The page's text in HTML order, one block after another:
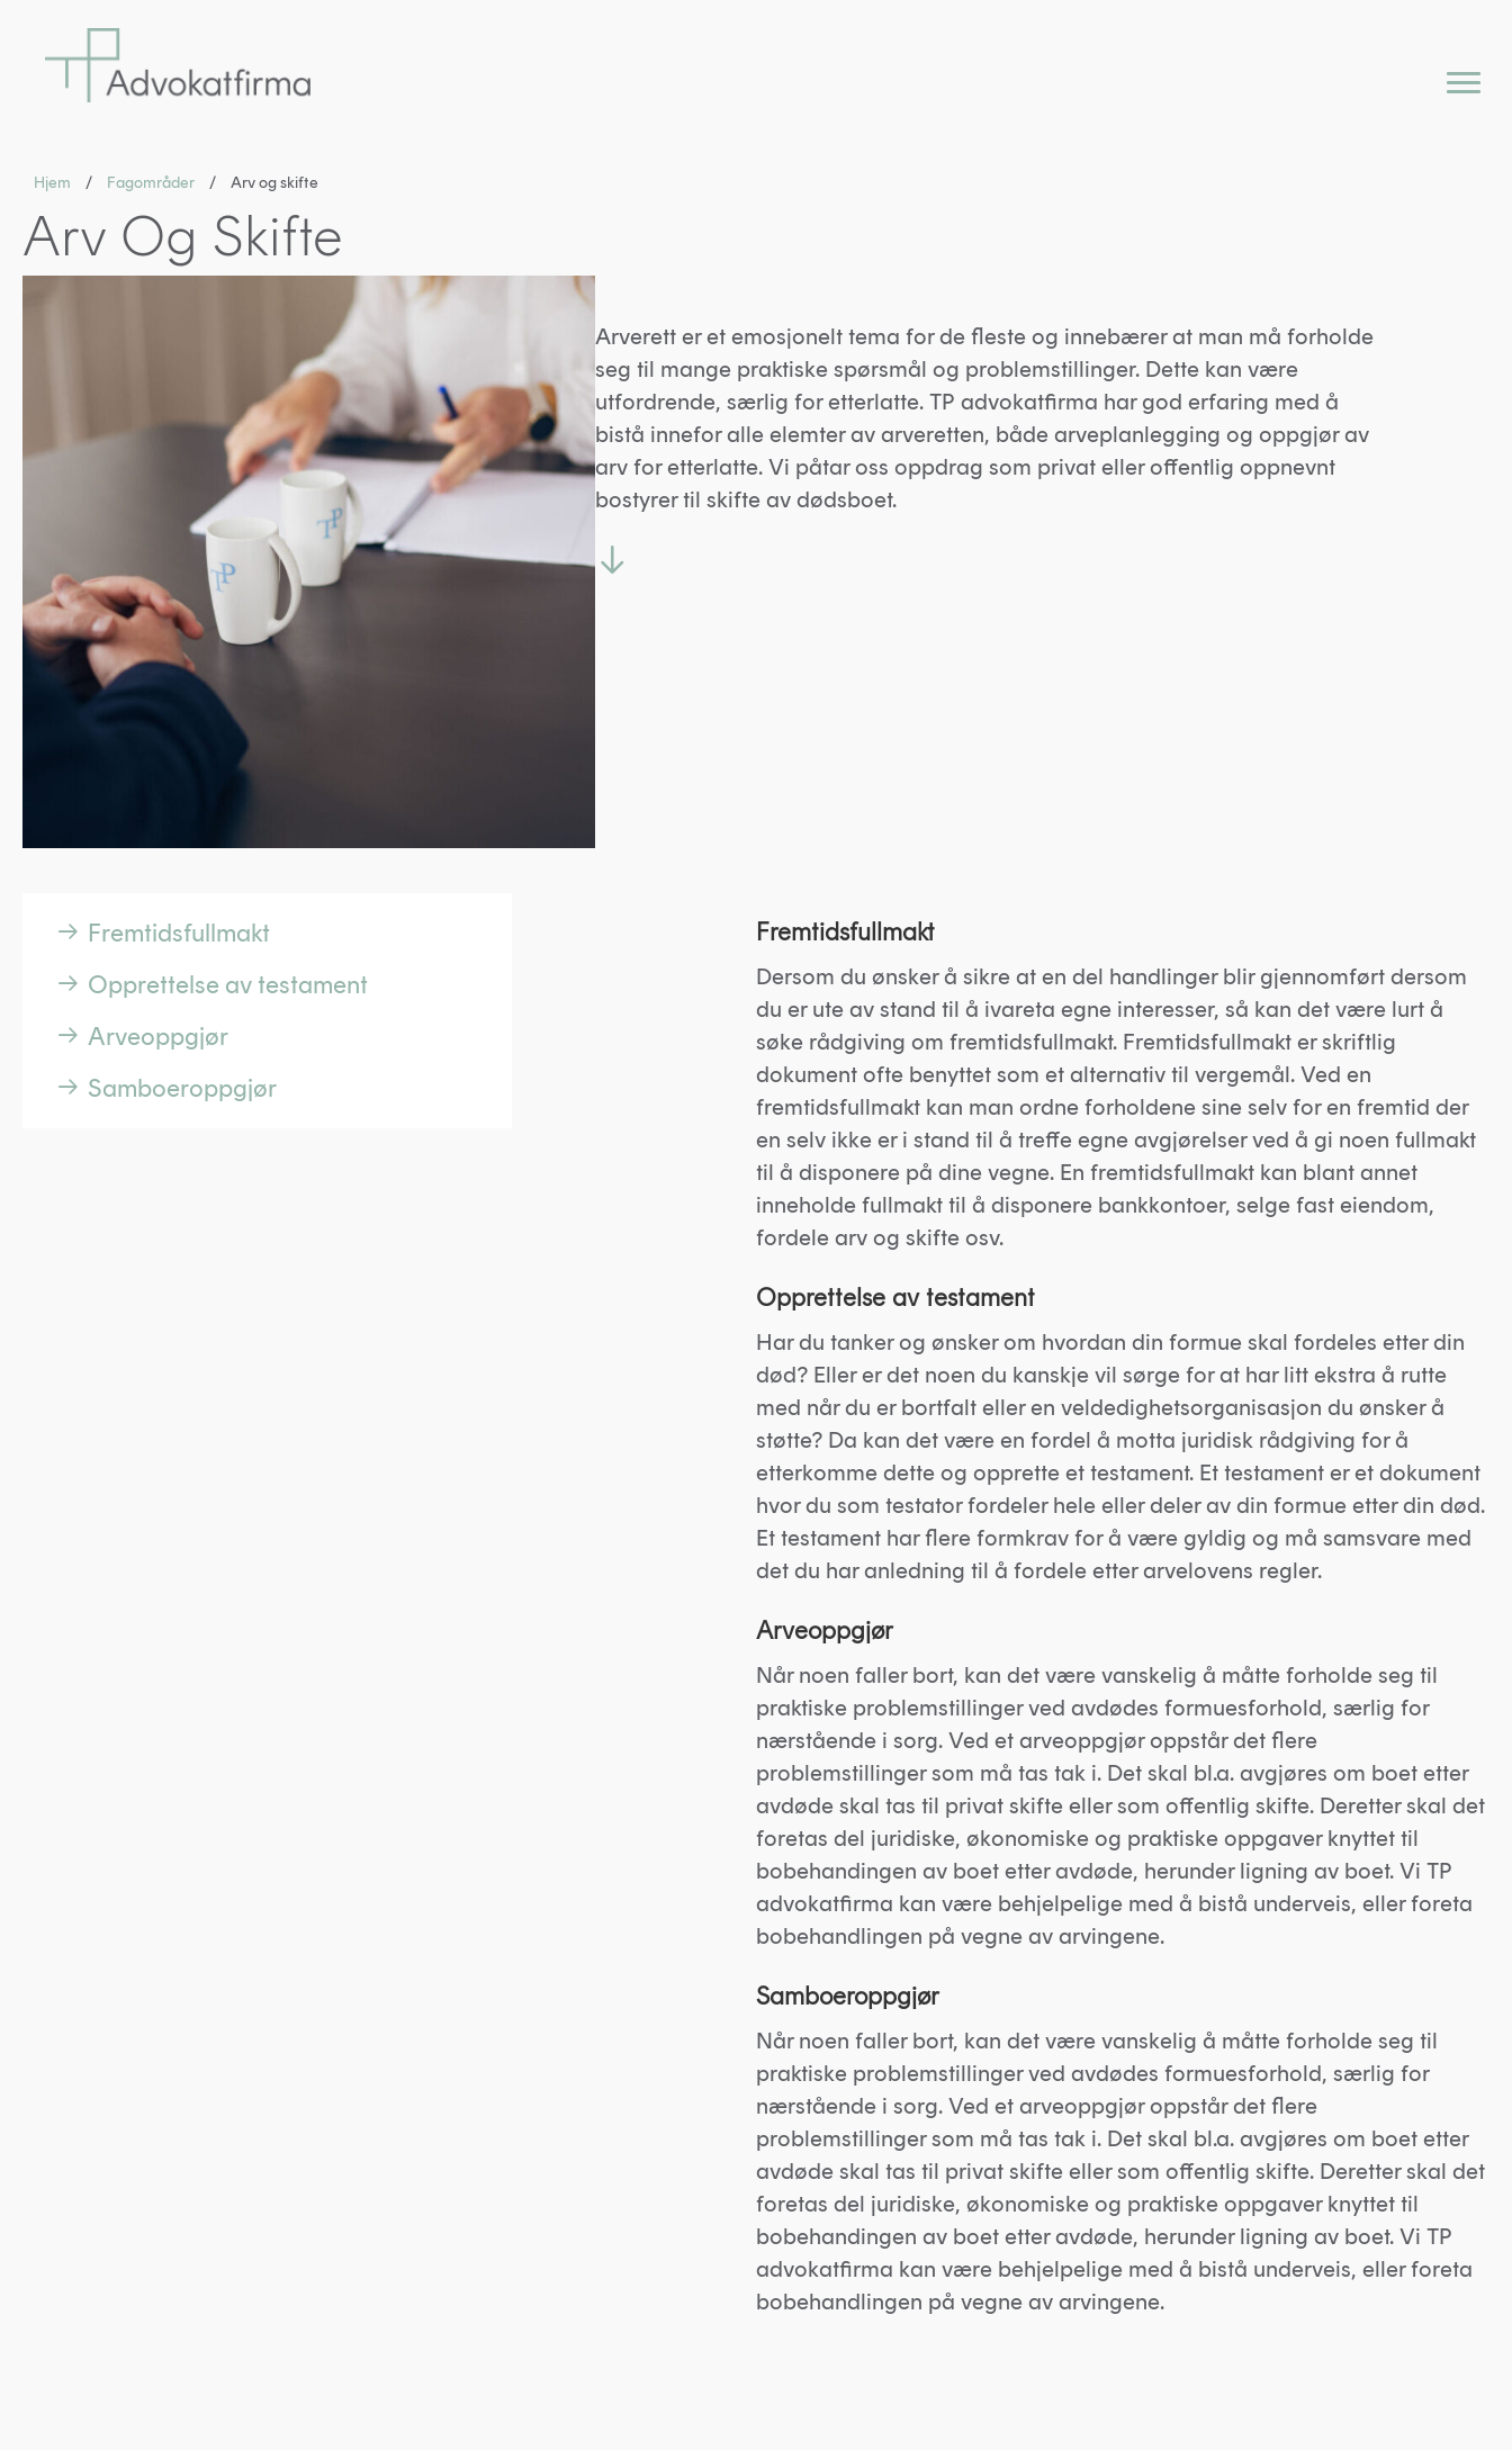
Hjem / Fagområder / Arv og skifte
Arv Og Skifte
Arverett er et emosjonelt tema for de fleste og innebærer at man må forholde
seg til mange praktiske spørsmål og problemstillinger. Dette kan være
utfordrende, særlig for etterlatte. TP advokatfirma har god erfaring med å
bistå innefor alle elemter av arveretten, både arveplanlegging og oppgjør av
arv for etterlatte. Vi påtar oss oppdrag som privat eller offentlig oppnevnt
bostyrer til skifte av dødsboet.
Fremtidsfullmakt
Opprettelse av testament
Arveoppgjør
Samboeroppgjør
Fremtidsfullmakt
Dersom du ønsker å sikre at en del handlinger blir gjennomført dersom
du er ute av stand til å ivareta egne interesser, så kan det være lurt å
søke rådgiving om fremtidsfullmakt. Fremtidsfullmakt er skriftlig
dokument ofte benyttet som et alternativ til vergemål. Ved en
fremtidsfullmakt kan man ordne forholdene sine selv for en fremtid der
en selv ikke er i stand til å treffe egne avgjørelser ved å gi noen fullmakt
til å disponere på dine vegne. En fremtidsfullmakt kan blant annet
inneholde fullmakt til å disponere bankkontoer, selge fast eiendom,
fordele arv og skifte osv.
Opprettelse av testament
Har du tanker og ønsker om hvordan din formue skal fordeles etter din
død? Eller er det noen du kanskje vil sørge for at har litt ekstra å rutte
med når du er bortfalt eller en veldedighetsorganisasjon du ønsker å
støtte? Da kan det være en fordel å motta juridisk rådgiving for å
etterkomme dette og opprette et testament. Et testament er et dokument
hvor du som testator fordeler hele eller deler av din formue etter din død.
Et testament har flere formkrav for å være gyldig og må samsvare med
det du har anledning til å fordele etter arvelovens regler.
Arveoppgjør
Når noen faller bort, kan det være vanskelig å måtte forholde seg til
praktiske problemstillinger ved avdødes formuesforhold, særlig for
nærstående i sorg. Ved et arveoppgjør oppstår det flere
problemstillinger som må tas tak i. Det skal bl.a. avgjøres om boet etter
avdøde skal tas til privat skifte eller som offentlig skifte. Deretter skal det
foretas del juridiske, økonomiske og praktiske oppgaver knyttet til
bobehandingen av boet etter avdøde, herunder ligning av boet. Vi TP
advokatfirma kan være behjelpelige med å bistå underveis, eller foreta
bobehandlingen på vegne av arvingene.
Samboeroppgjør
Når noen faller bort, kan det være vanskelig å måtte forholde seg til
praktiske problemstillinger ved avdødes formuesforhold, særlig for
nærstående i sorg. Ved et arveoppgjør oppstår det flere
problemstillinger som må tas tak i. Det skal bl.a. avgjøres om boet etter
avdøde skal tas til privat skifte eller som offentlig skifte. Deretter skal det
foretas del juridiske, økonomiske og praktiske oppgaver knyttet til
bobehandingen av boet etter avdøde, herunder ligning av boet. Vi TP
advokatfirma kan være behjelpelige med å bistå underveis, eller foreta
bobehandlingen på vegne av arvingene.